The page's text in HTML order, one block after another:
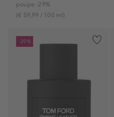
poupe -29%
(€ 59,99 / 100 ml)
-20%